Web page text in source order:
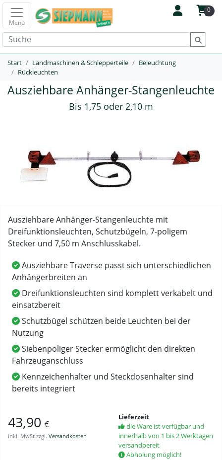
0
Menü
Start Landmaschinen & Schlepperteile
Beleuchtung
Rückleuchten
Ausziehbare Anhänger-Stangenleuchte
Bis 1,75 oder 2,10 m
Ausziehbare Anhänger-Stangenleuchte mit
Dreifunktionsleuchten, Schutzbügeln, 7-poligem
Stecker und 7,50 m Anschlusskabel.
Ausziehbare Traverse passt sich unterschiedlichen
Anhängerbreiten an
Dreifunktionsleuchten sind komplett verkabelt und
einsatzbereit
Schutzbügel schützen beide Leuchten bei der
Nutzung
Siebenpoliger Stecker ermöglicht den direkten
Fahrzeuganschluss
Kennzeichenhalter und Steckdosenhalter sind
bereits integriert
43,90 €
inkl. MwSt zzgl. Versandkosten
Lieferzeit
die Ware ist verfügbar und
innerhalb von 1 bis 2 Werktagen
versandbereit
Abholung möglich!